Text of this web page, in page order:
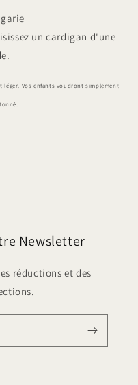
un cardigan d'une
léger. Vos enfants voudront simplement
Newsletter
réductions et des